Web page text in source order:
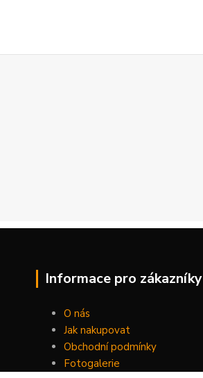
Informace pro zákazníky
O nás
Jak nakupovat
Obchodní podmínky
Fotogalerie